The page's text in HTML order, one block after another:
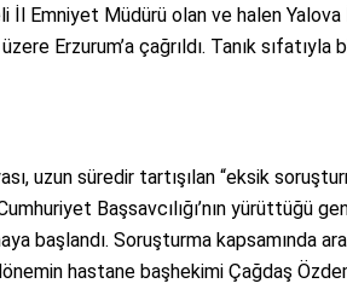
İl Emniyet Müdürü olan ve halen Yalova
Erzurum’a çağrıldı. Tanık sıfatıyla
uzun süredir tartışılan “eksik
Başsavcılığı’nın yürüttüğü
başlandı. Soruşturma kapsamında
hastane başhekimi Çağdaş